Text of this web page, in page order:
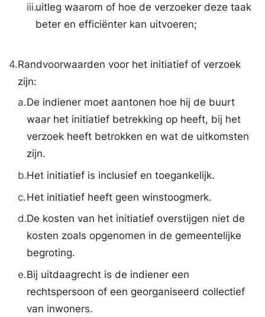
iii.uitleg waarom of hoe de verzoeker deze taak
beter en efficiënter kan uitvoeren;
4.Randvoorwaarden voor het initiatief of verzoek
zijn:
a.De indiener moet aantonen hoe hij de buurt
waar het initiatief betrekking op heeft, bij het
verzoek heeft betrokken en wat de uitkomsten
zijn.
b.Het initiatief is inclusief en toegankelijk.
c.Het initiatief heeft geen winstoogmerk.
d.De kosten van het initiatief overstijgen niet de
kosten zoals opgenomen in de gemeentelijke
begroting.
e.Bij uitdaagrecht is de indiener een
rechtspersoon of een georganiseerd collectief
van inwoners.